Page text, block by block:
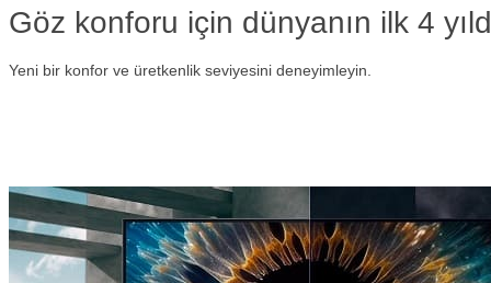
Göz konforu için dünyanın ilk 4
Yeni bir konfor ve üretkenlik seviyesini deneyimleyin.